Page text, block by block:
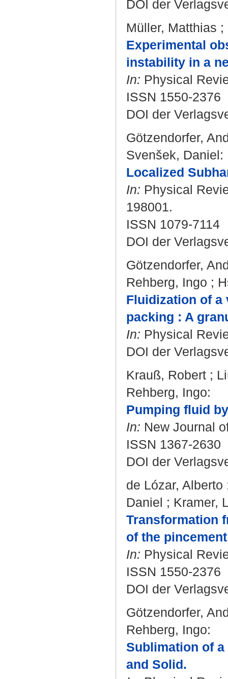
DOI der
Müller, Matthias ;
Experimental
instability in a
In: Physical
ISSN 1550-2376
DOI der
Götzendorfer,
Svenšek, Daniel:
Localized
In: Physical
198001.
ISSN 1079-7114
DOI der
Götzendorfer,
Rehberg, Ingo ;
Fluidization of a
packing : A
In: Physical
DOI der
Krauß, Robert ;
Rehberg, Ingo:
Pumping fluid
In: New Journal
ISSN 1367-2630
DOI der
de Lózar, Alberto
Daniel ; Kramer,
Transformation
of the
In: Physical
ISSN 1550-2376
DOI der
Götzendorfer,
Rehberg, Ingo:
Sublimation of
and Solid.